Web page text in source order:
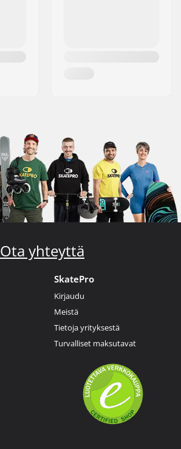
Ota yhteyttä
SkatePro
Kirjaudu
Meistä
Tietoja yrityksestä
Turvalliset maksutavat